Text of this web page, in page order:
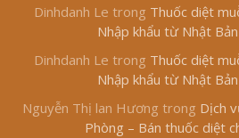
Dinhdanh Le trong Thuốc diệt
Nhập khẩu từ Nhật
Dinhdanh Le trong Thuốc diệt
Nhập khẩu từ Nhật
Nguyễn Thị lan Hương trong Dịch
Phòng – Bán thuốc diệt